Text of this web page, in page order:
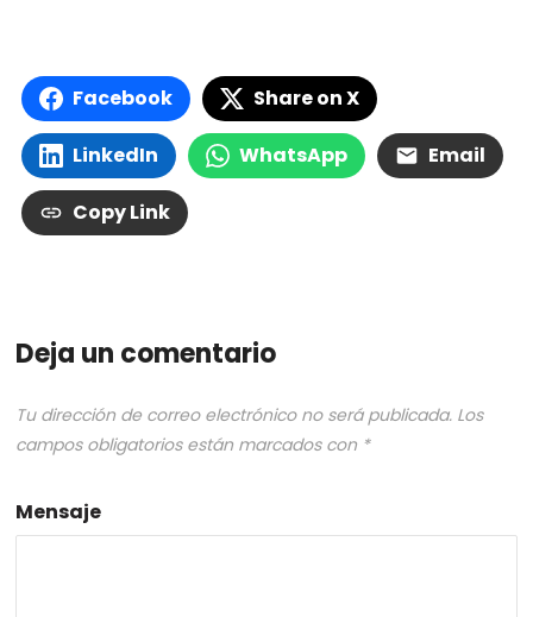
Facebook Share on X
LinkedIn WhatsApp Email
Copy Link
Deja un comentario
Tu dirección de correo electrónico no será publicada. Los
campos obligatorios están marcados con *
Mensaje